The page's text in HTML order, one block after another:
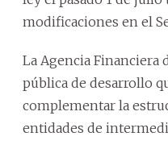
modificaciones en el
La Agencia Financiera
pública de desarrollo
complementar la
entidades de